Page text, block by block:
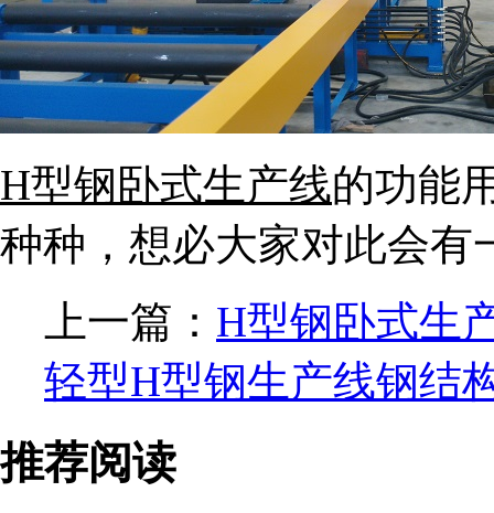
H型钢卧式生产线的功能
种种，想必大家对此会有
上一篇： H型钢卧式生
轻型H型钢生产线钢结
推荐阅读